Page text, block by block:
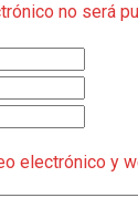
no será
electrónico y